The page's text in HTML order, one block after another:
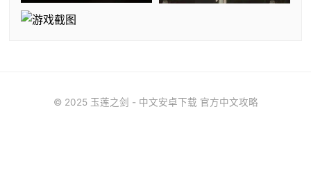
© 2025 玉莲之剑 - 中文安卓下载 官方中文攻略